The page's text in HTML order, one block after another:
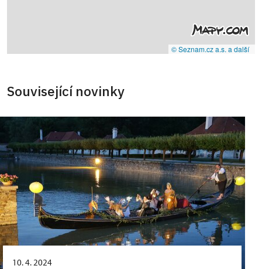
© Seznam.cz a.s. a další
Související novinky
10. 4. 2024